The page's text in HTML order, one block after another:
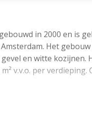
met een
middels twee
over een
is vlakbij
jaren worden veel
in 2000 en is
Het
en witte
v.v.o. per